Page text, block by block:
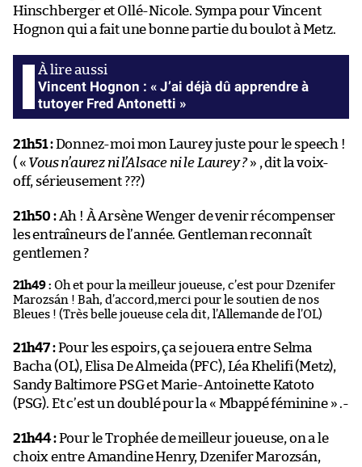
Hinschberger et Ollé-Nicole. Sympa pour Vincent
Hognon qui a fait une bonne partie du boulot à Metz.
Vincent Hognon : « J’ai déjà dû apprendre à
tutoyer Fred Antonetti »
21h51 :Donnez-moi mon Laurey juste pour le speech !
( « Vous n’aurez ni l’Alsace ni le Laurey ?» , dit la voix-
off, sérieusement ???)
21h50 :Ah ! À Arsène Wenger de venir récompenser
les entraîneurs de l’année. Gentleman reconnaît
gentlemen ?
21h49 : Oh et pour la meilleur joueuse, c’est pour Dzenifer
Marozsán ! Bah, d’accord,merci pour le soutien de nos
Bleues ! (Très belle joueuse cela dit, l’Allemande de l’OL)
21h47 :Pour les espoirs, ça se jouera entre Selma
Bacha (OL), Elisa De Almeida (PFC), Léa Khelifi (Metz),
Sandy Baltimore PSG et Marie-Antoinette Katoto
(PSG). Et c’est un doublé pour la « Mbappé féminine » .-
21h44 :Pour le Trophée de meilleur joueuse, on a le
choix entre Amandine Henry, Dzenifer Marozsán,